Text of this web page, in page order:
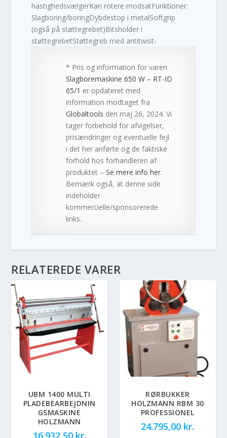
hastighedsvælgerKan rotere modsatFunktioner:
Slagboring/boringDybdestop i metalSoftgrip
(også på støttegrebet)Bitsholder i
støttegrebetStøttegreb med antitwist-
* Pris og information for varen
Slagboremaskine 650 W – RT-ID
65/1 er opdateret med
information modtaget fra
Globaltools den maj 26, 2024. Vi
tager forbehold for afvigelser,
prisændringer og eventuelle fejl
i det her anførte og de faktiske
forhold hos forhandleren af
produktet –Se mere info her.
Bemærk også, at denne side
indeholder
kommercielle/sponsorerede
links.
RELATEREDE VARER
UBM 1400 MULTI
PLADEBEARBEJDNIN
GSMASKINE
HOLZMANN
RØRBUKKER
HOLZMANN RBM 30
PROFESSIONEL
24.795,00 kr.